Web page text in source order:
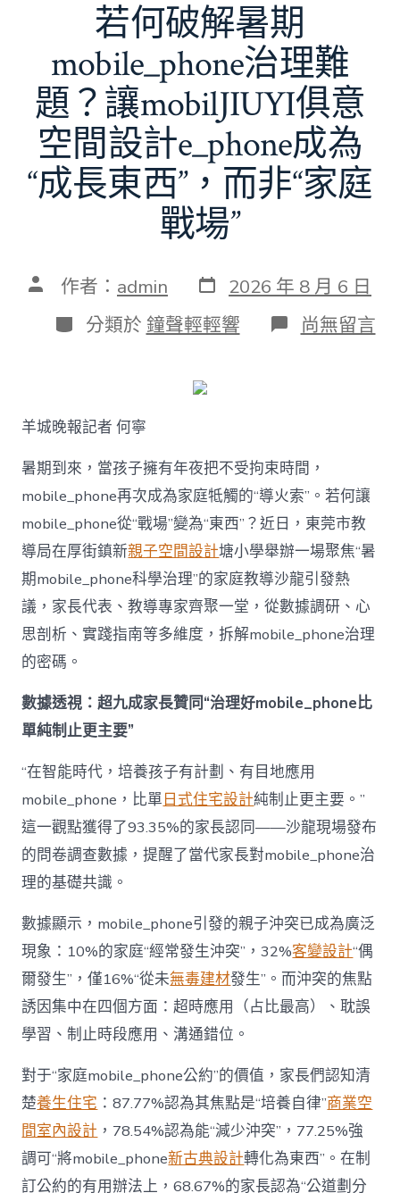
若何破解暑期
mobile_phone治理難
題？讓mobilJIUYI俱意
空間設計e_phone成為
“成長東西”，而非“家庭
戰場”
文 作者： admin 發
表
日
期
2026 年 8 月 6 日
分
類
分類於 鐘聲輕輕響 在
〈若
治
理
難
題？
讓
mobilJIUYI
俱
意
空
間
設
成
為
東
西”，
而
非
“家
庭
中
尚無留言
羊城晚報記者 何寧
暑期到來，當孩子擁有年夜把不受拘束時間，
mobile_phone再次成為家庭牴觸的“導火索”。若何讓
mobile_phone從“戰場”變為“東西”？近日，東莞市教
導局在厚街鎮新親子空間設計塘小學舉辦一場聚焦“暑
期mobile_phone科學治理”的家庭教導沙龍引發熱
議，家長代表、教導專家齊聚一堂，從數據調研、心
思剖析、實踐指南等多維度，拆解mobile_phone治理
的密碼。
數據透視：超九成家長贊同“治理好mobile_phone比
單純制止更主要”
“在智能時代，培養孩子有計劃、有目地應用
mobile_phone，比單日式住宅設計純制止更主要。”
這一觀點獲得了93.35%的家長認同——沙龍現場發布
的問卷調查數據，提醒了當代家長對mobile_phone治
理的基礎共識。
數據顯示，mobile_phone引發的親子沖突已成為廣泛
現象：10%的家庭“經常發生沖突”，32%客變設計“偶
爾發生”，僅16%“從未無毒建材發生”。而沖突的焦點
誘因集中在四個方面：超時應用（占比最高）、耽誤
學習、制止時段應用、溝通錯位。
對于“家庭mobile_phone公約”的價值，家長們認知清
楚養生住宅 ：87.77%認為其焦點是“培養自律”商業空
間室內設計 ，78.54%認為能“減少沖突”，77.25%強
調可“將mobile_phone新古典設計轉化為東西”。在制
訂公約的有用辦法上，68.67%的家長認為“公道劃分